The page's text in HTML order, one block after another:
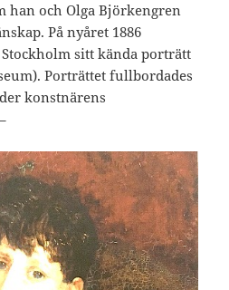
han och Olga Björkengren
På nyåret 1886
sitt kända porträtt
Porträttet fullbordades
konstnärens